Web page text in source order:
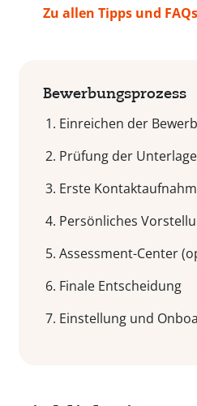
Zu allen Tipps und FAQs
Bewerbungsprozess
Einreichen der
Prüfung der
Erste
Persönliches
Assessment-Center
Finale Entscheidung
Einstellung und